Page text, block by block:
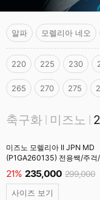
알파 모렐리아 네오
220 225 230
265 270 275
축구화 미즈노
미즈노 모렐리아 II JPN MD
(P1GA260135) 전용쌕/주걱
21% 235,000 299,000
사이즈 보기